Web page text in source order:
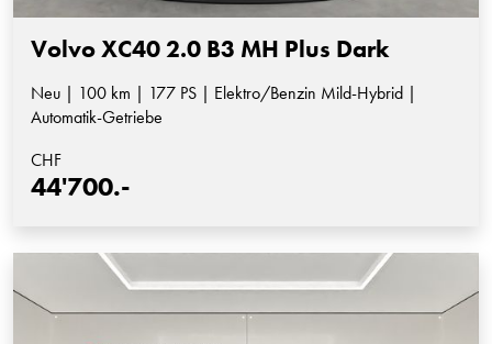
Volvo XC40 2.0 B3 MH Plus Dark
Neu | 100 km | 177 PS | Elektro/Benzin Mild-Hybrid |
Automatik-Getriebe
CHF
44'700.-